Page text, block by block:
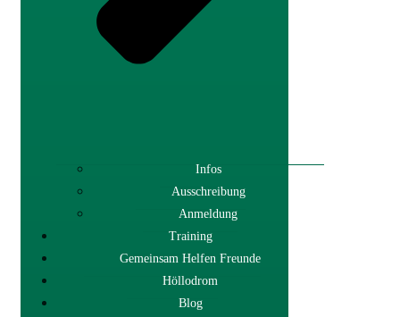
Infos
Ausschreibung
Anmeldung
Training
Gemeinsam Helfen Freunde
Höllodrom
Blog